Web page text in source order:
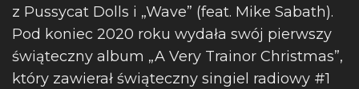
z Pussycat Dolls i „Wave” (feat. Mike Sabath).
Pod koniec 2020 roku wydała swój pierwszy
świąteczny album „A Very Trainor Christmas”,
który zawierał świąteczny singiel radiowy #1